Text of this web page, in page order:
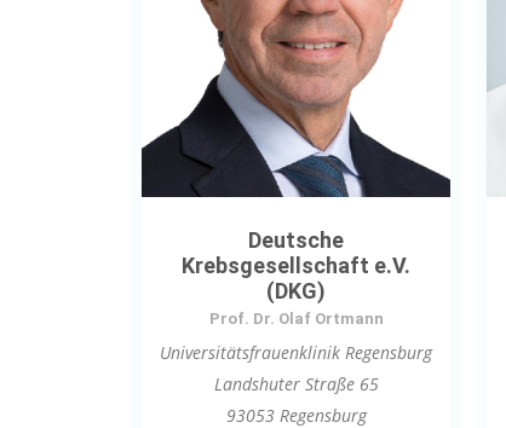
Deutsche
Krebsgesellschaft e.V.
(DKG)
Prof. Dr. Olaf Ortmann
Universitätsfrauenklinik Regensburg
Landshuter Straße 65
93053 Regensburg